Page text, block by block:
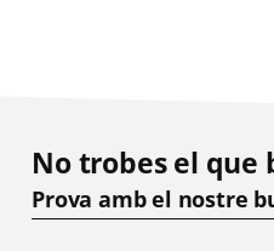
No trobes el que
Prova amb el nostre